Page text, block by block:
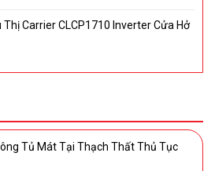
Carrier CLCP1710 Inverter Cửa Hở
Tủ Mát Tại Thạch Thất Thủ Tục